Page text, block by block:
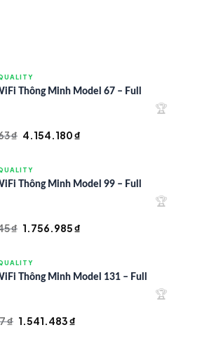
Thông Minh Model 67 – Full
₫ Giá
là:
4.890.563 ₫.
4.154.180₫
là:
🏆
Thông Minh Model 99 – Full
₫ Giá
là:
2.544.745 ₫.
1.756.985₫
là:
🏆
Thông Minh Model 131 – Full
₫ Giá
1.541.483₫
🏆